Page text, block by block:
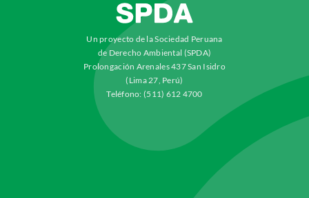
Un proyecto de la Sociedad Peruana
de Derecho Ambiental (SPDA)
Prolongación Arenales 437 San Isidro
(Lima 27, Perú)
Teléfono: (511) 612 4700